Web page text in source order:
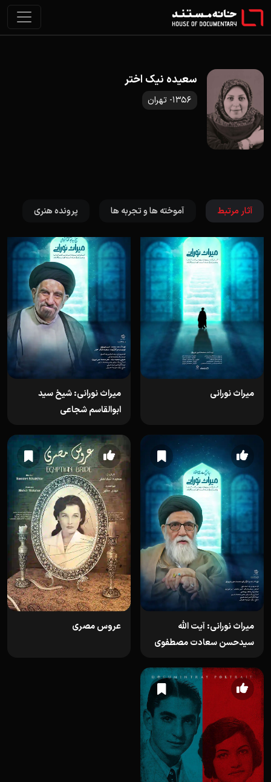
سعیده نیک اختر
1356- تهران
آثار مرتبط آموخته ها و تجربه ها پرونده هنری
میراث نورانی
میراث نورانی: شیخ سید
ابوالقاسم شجاعی
میراث نورانی: آیت الله
سیدحسن سعادت مصطفوی
عروس مصری